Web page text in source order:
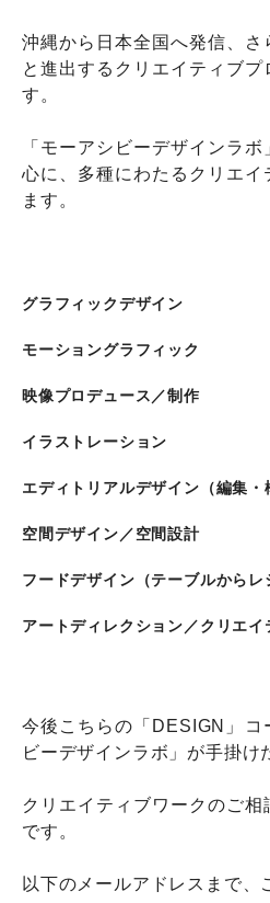
沖縄から日本全国へ発信、
と進出するクリエイティブプ
す。
「モーアシビーデザインラ
心に、多種にわたるクリエイ
ます。
グラフィックデザイン
モーショングラフィック
映像プロデュース／制作
イラストレーション
エディトリアルデザイン（編集・
空間デザイン／空間設計
フードデザイン（テーブルからレ
アートディレクション／クリエ
今後こちらの「DESIGN」コ
ビーデザインラボ」が手掛け
クリエイティブワークのご
です。
以下のメールアドレスまで、